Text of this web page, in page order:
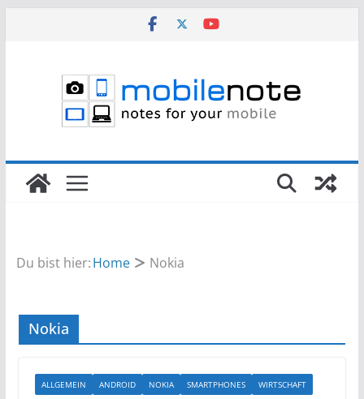
Du bist hier:Home Nokia
Nokia
ALLGEMEIN ANDROID NOKIA SMARTPHONES WIRTSCHAFT